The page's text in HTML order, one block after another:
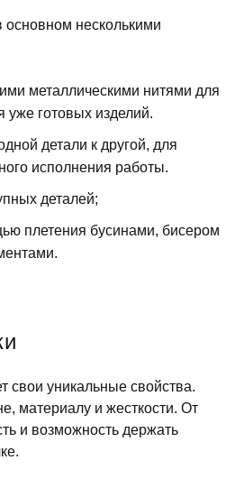
несколькими
металлическими нитями для
уже готовых изделий.
детали к другой, для
исполнения работы.
деталей;
плетения бусинами, бисером
свои уникальные свойства.
материалу и жесткости. От
и возможность держать